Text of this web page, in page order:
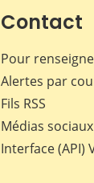
Contact
Pour
Alertes par
Fils RSS
Médias sociaux
Interface (API)